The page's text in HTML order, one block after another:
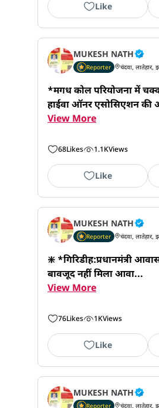
Like
MUKESH NATH
Reporter चंदवा, लातेहार,
*मगध कोल परियोजना में
हाईवा ऑनर एसोसिएशन की
View More
68Likes 1.1KViews
Like
MUKESH NATH
Reporter चंदवा, लातेहार,
❇️ *गिरिडीह:प्रधानमंत्री
बावजूद नहीं मिला आवा...
View More
76Likes 1KViews
Like
MUKESH NATH
Reporter चंदवा, लातेहार,